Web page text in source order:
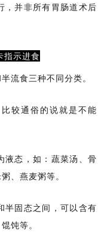
，并非所有胃肠道术后
指示进食
流食三种不同分类。
较通俗的说就是不能
液态，如：蔬菜汤、骨
、燕麦粥等。
半固态之间，可以含有
饨等。